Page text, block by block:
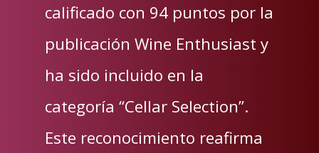
calificado con 94 puntos por la
publicación Wine Enthusiast y
ha sido incluido en la
categoría “Cellar Selection”.
Este reconocimiento reafirma